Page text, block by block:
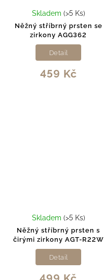
Něžný stříbrný prsten se
zirkony AGG362
Skladem (>5 Ks)
459 Kč
Detail
Něžný stříbrný prsten s
čirými zirkony AGT-R22W
Skladem (>5 Ks)
Detail